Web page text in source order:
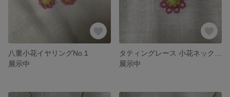
八重小花イヤリングNo.1
展示中
展示中